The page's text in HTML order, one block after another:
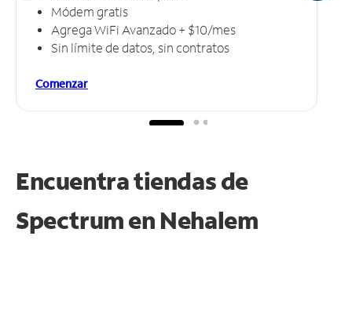
Módem gratis
Agrega WiFi Avanzado + $10/mes
Sin límite de datos, sin contratos
Comenzar
Encuentra tiendas de
Spectrum en Nehalem